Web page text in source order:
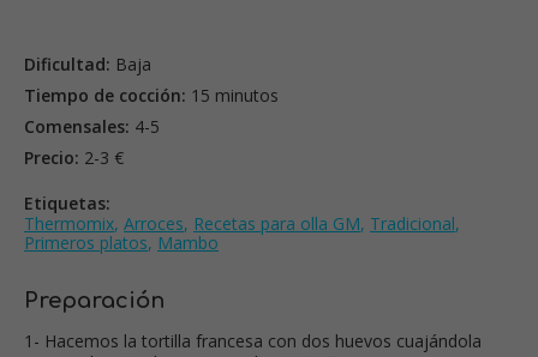
Dificultad: Baja
Tiempo de cocción: 15 minutos
Comensales: 4-5
Precio: 2-3 €
Etiquetas:
Thermomix, Arroces, Recetas para olla GM, Tradicional,
Primeros platos, Mambo
Preparación
1- Hacemos la tortilla francesa con dos huevos cuajándola